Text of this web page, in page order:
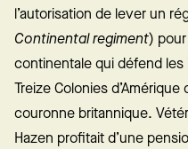
l’autorisation de lever un
Continental regiment) pour
continentale qui défend
Treize Colonies
couronne britannique.
Hazen profitait d’une